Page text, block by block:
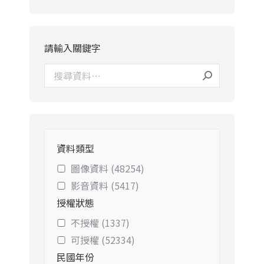
請輸入關鍵字
資料類型
圖像資料 (48254)
影音資料 (5417)
授權狀態
不授權 (1337)
可授權 (52334)
民國年份